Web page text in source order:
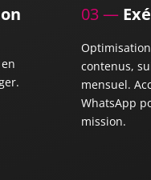
03 —
contenus,
mensuel.
WhatsApp
mission.